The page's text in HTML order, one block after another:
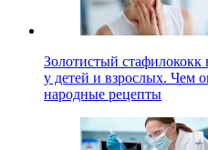
Золотистый
у детей и взрослых. Чем
народные рецепты